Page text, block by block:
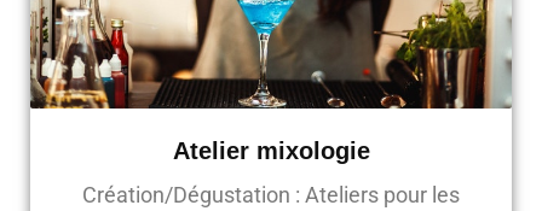
Atelier mixologie
Création/Dégustation : Ateliers pour les